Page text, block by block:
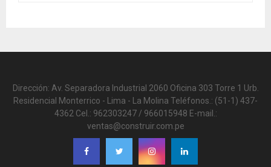
Dirección: Av. Separadora Industrial 2060 Oficina 303 Torre 1 Urb.
Residencial Monterrico - Lima - La Molina Teléfonos.: (51-1) 437-
4362 Cel.: 962303247 / 966015948 E-mail.:
ventas@construir.com.pe